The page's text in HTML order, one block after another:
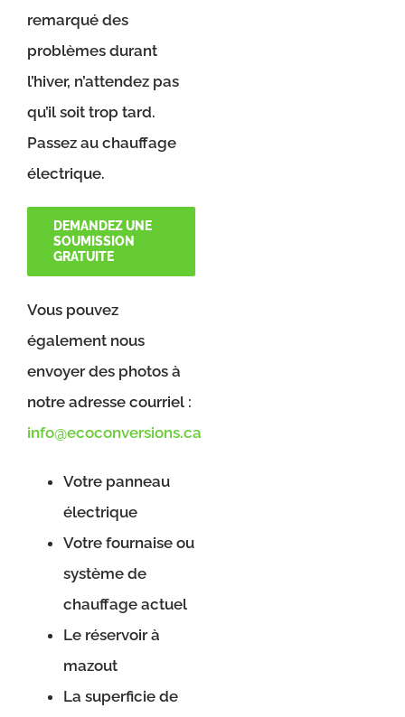
remarqué des
problèmes durant
l’hiver, n’attendez pas
qu’il soit trop tard.
Passez au chauffage
électrique.
DEMANDEZ UNE
SOUMISSION
GRATUITE
Vous pouvez
également nous
envoyer des photos à
notre adresse courriel :
info@ecoconversions.ca
Votre panneau
électrique
Votre fournaise ou
système de
chauffage actuel
Le réservoir à
mazout
La superficie de